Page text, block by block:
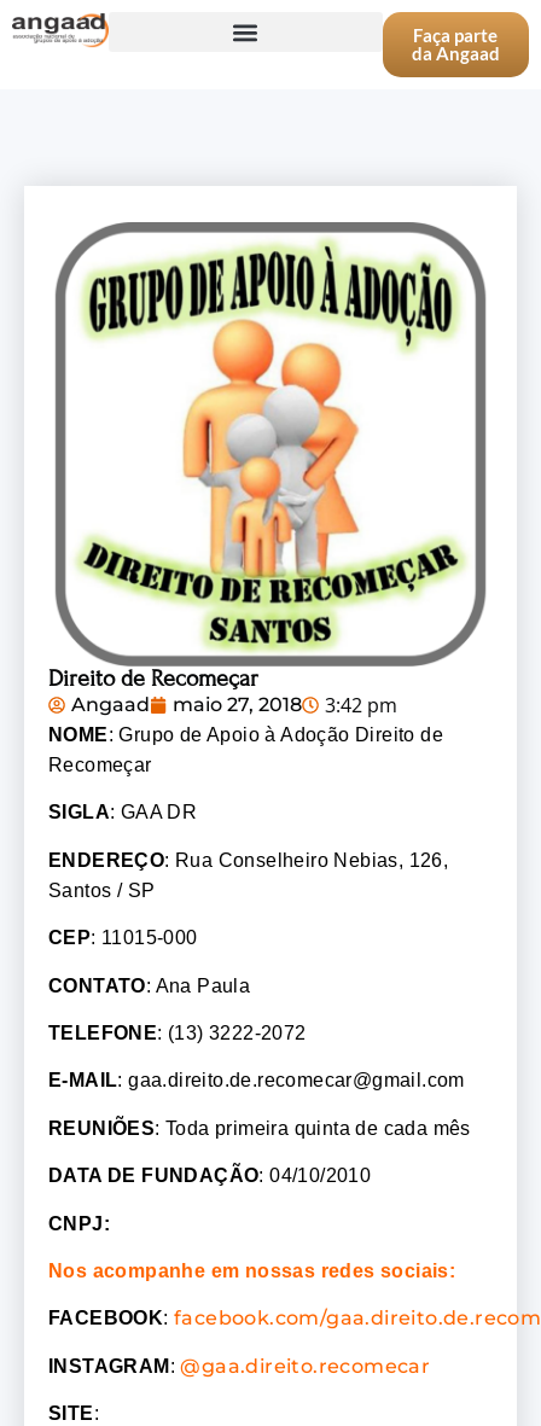
Faça parte
da Angaad
Direito de Recomeçar
Angaad maio 27, 2018 3:42 pm
NOME: Grupo de Apoio à Adoção Direito de
Recomeçar
SIGLA: GAA DR
ENDEREÇO: Rua Conselheiro Nebias, 126,
Santos / SP
CEP: 11015-000
CONTATO: Ana Paula
TELEFONE: (13) 3222-2072
E-MAIL: gaa.direito.de.recomecar@gmail.com
REUNIÕES: Toda primeira quinta de cada mês
DATA DE FUNDAÇÃO: 04/10/2010
CNPJ:
Nos acompanhe em nossas redes sociais:
FACEBOOK: facebook.com/
INSTAGRAM : @gaa.direito.recomecar
SITE: